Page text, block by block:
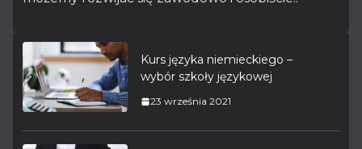
Kurs języka niemieckiego –
wybór szkoły językowej
23 września 2021